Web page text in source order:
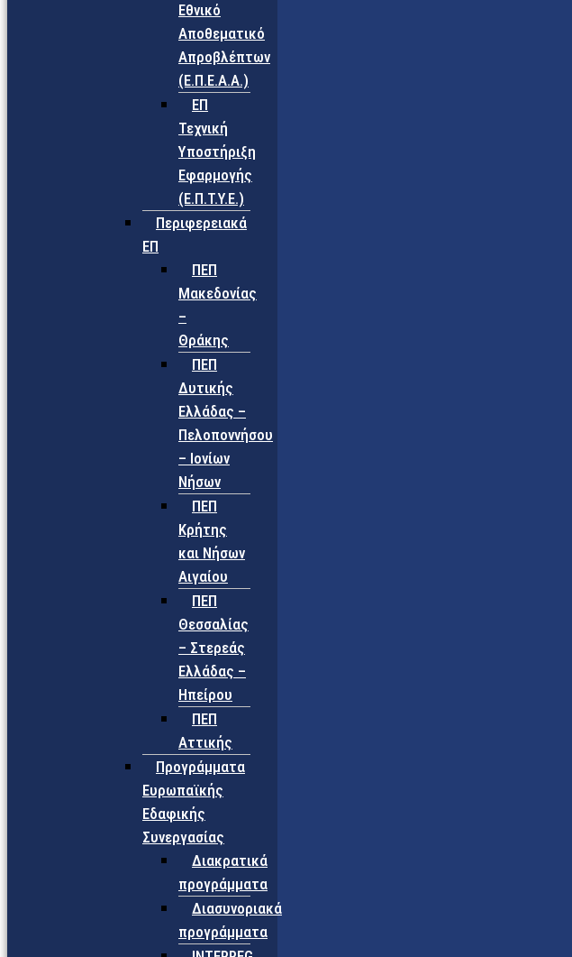
Εθνικό
Αποθεματικό
Απροβλέπτων
(Ε.Π.Ε.Α.Α.)
ΕΠ
Τεχνική
Υποστήριξη
Εφαρμογής
(Ε.Π.Τ.Υ.Ε.)
Περιφερειακά
ΕΠ
ΠΕΠ
Μακεδονίας
–
Θράκης
ΠΕΠ
Δυτικής
Ελλάδας –
Πελοποννήσου
– Ιονίων
Νήσων
ΠΕΠ
Κρήτης
και Νήσων
Αιγαίου
ΠΕΠ
Θεσσαλίας
– Στερεάς
Ελλάδας –
Ηπείρου
ΠΕΠ
Αττικής
Προγράμματα
Ευρωπαϊκής
Εδαφικής
Συνεργασίας
Διακρατικά
προγράμματα
Διασυνοριακά
προγράμματα